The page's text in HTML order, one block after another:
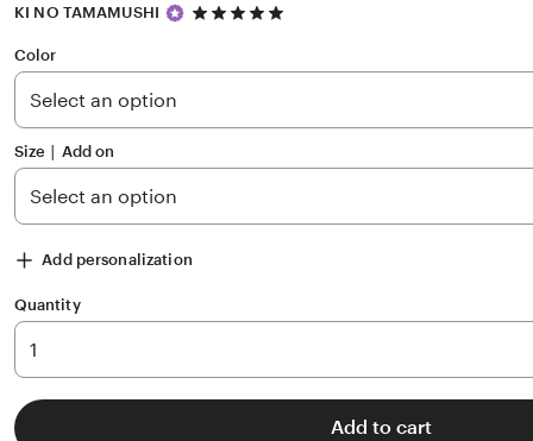
KI NO TAMAMUSHI
5
5
Color
Size ∣ Add on
Add personalization
Quantity
Add to cart